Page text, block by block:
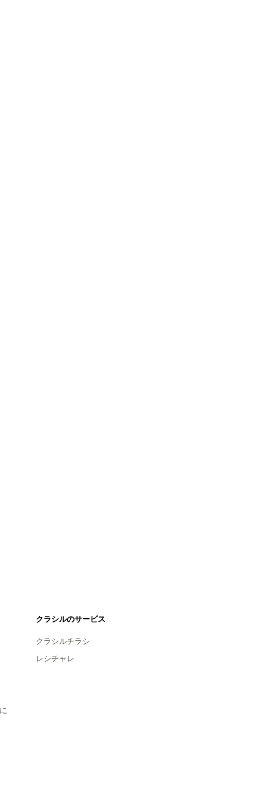
クラシルのサービス
クラシルチラシ
レシチャレ